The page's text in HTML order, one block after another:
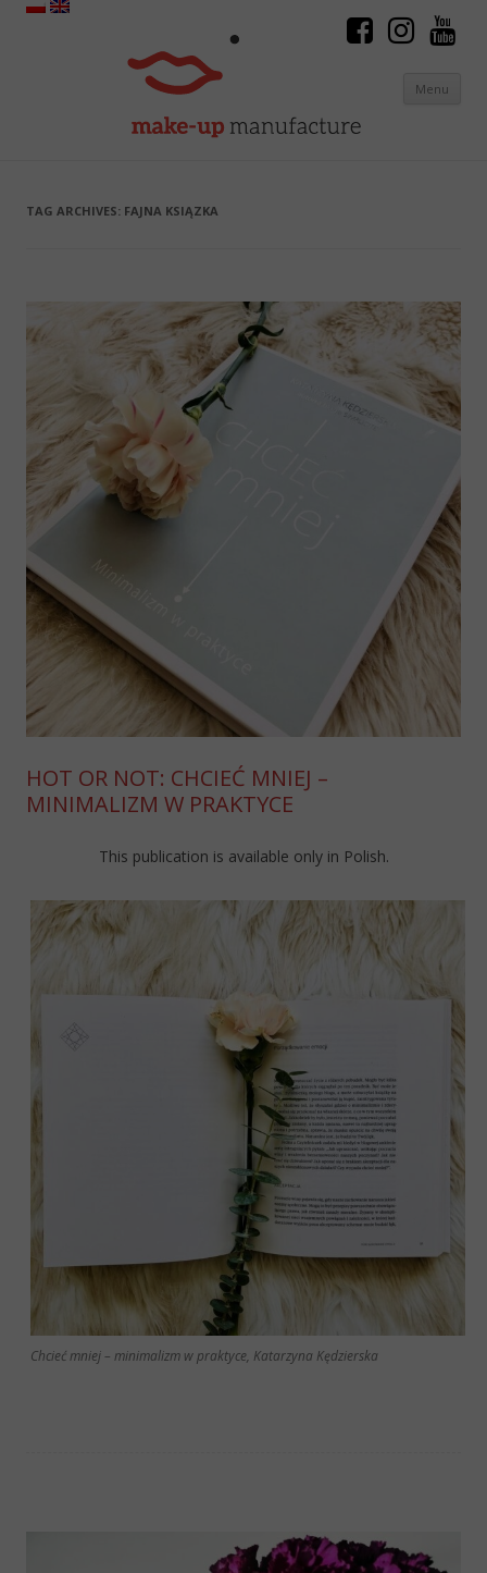
Menu
TAG ARCHIVES: FAJNA KSIĄZKA
HOT OR NOT: CHCIEĆ MNIEJ –
MINIMALIZM W PRAKTYCE
This publication is available only in Polish.
Chcieć mniej – minimalizm w praktyce, Katarzyna Kędzierska